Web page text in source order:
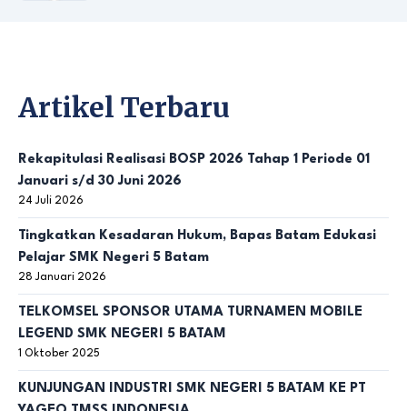
Artikel Terbaru
Rekapitulasi Realisasi BOSP 2026 Tahap 1 Periode 01
Januari s/d 30 Juni 2026
24 Juli 2026
Tingkatkan Kesadaran Hukum, Bapas Batam Edukasi
Pelajar SMK Negeri 5 Batam
28 Januari 2026
TELKOMSEL SPONSOR UTAMA TURNAMEN MOBILE
LEGEND SMK NEGERI 5 BATAM
1 Oktober 2025
KUNJUNGAN INDUSTRI SMK NEGERI 5 BATAM KE PT